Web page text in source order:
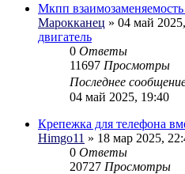
Мкпп
Марокканец » 04 май
двигатель
0 Ответы
11697 Просмотры
Последнее
04 май 2025, 19:40
Крепежка для телефона
Himgo11 » 18 мар 2025,
0 Ответы
20727 Просмотры